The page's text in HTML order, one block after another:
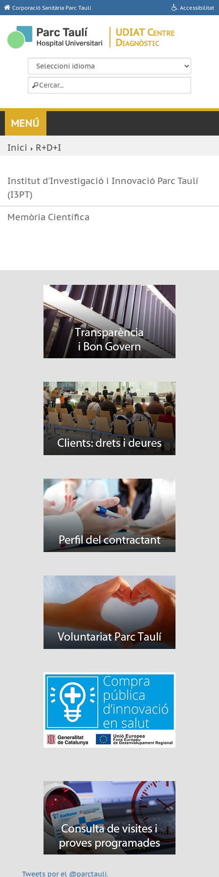
Corporació Sanitària Parc Taulí Accessibilitat
UDIAT Centre
Diagnòstic
Inici R+D+I
Institut d'Investigació i Innovació Parc Taulí
(I3PT)
Memòria Científica
Tweets por el @parctauli.